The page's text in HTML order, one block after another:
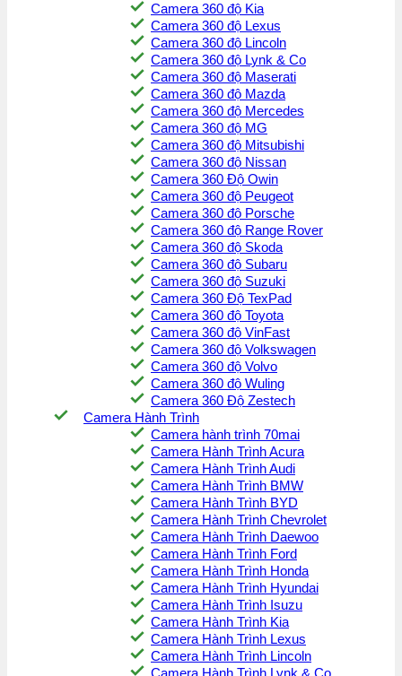
Camera 360 độ Kia
Camera 360 độ Lexus
Camera 360 độ Lincoln
Camera 360 độ Lynk & Co
Camera 360 độ Maserati
Camera 360 độ Mazda
Camera 360 độ Mercedes
Camera 360 độ MG
Camera 360 độ Mitsubishi
Camera 360 độ Nissan
Camera 360 Độ Owin
Camera 360 độ Peugeot
Camera 360 độ Porsche
Camera 360 độ Range Rover
Camera 360 độ Skoda
Camera 360 độ Subaru
Camera 360 độ Suzuki
Camera 360 Độ TexPad
Camera 360 độ Toyota
Camera 360 độ VinFast
Camera 360 độ Volkswagen
Camera 360 độ Volvo
Camera 360 độ Wuling
Camera 360 Độ Zestech
Camera Hành Trình
Camera hành trình 70mai
Camera Hành Trình Acura
Camera Hành Trình Audi
Camera Hành Trình BMW
Camera Hành Trình BYD
Camera Hành Trình Chevrolet
Camera Hành Trình Daewoo
Camera Hành Trình Ford
Camera Hành Trình Honda
Camera Hành Trình Hyundai
Camera Hành Trình Isuzu
Camera Hành Trình Kia
Camera Hành Trình Lexus
Camera Hành Trình Lincoln
Camera Hành Trình Lynk & Co